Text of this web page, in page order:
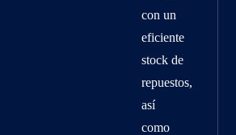
con un
eficiente
stock de
repuestos,
así
como